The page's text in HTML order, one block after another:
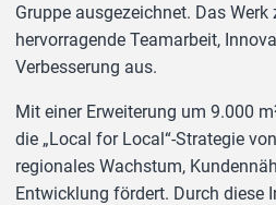
Gruppe ausgezeichnet. Das
hervorragende Teamarbeit,
Verbesserung aus.
Mit einer Erweiterung um 9.000
die „Local for Local“-Strategie
regionales Wachstum,
Entwicklung fördert. Durch diese